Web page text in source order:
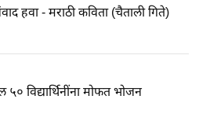
हवा - मराठी कविता (चैताली गिते)
५० विद्यार्थिनींना मोफत भोजन